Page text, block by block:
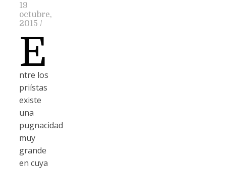
19
octubre,
2015 /
E
ntre los
priístas
existe
una
pugnacidad
muy
grande
en cuya